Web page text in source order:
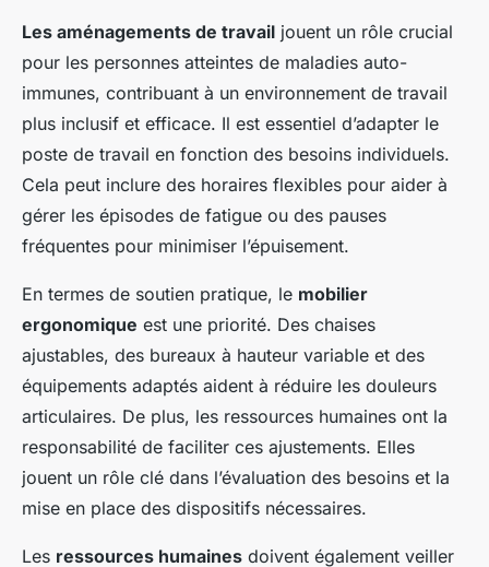
Les aménagements de travail jouent un rôle crucial
pour les personnes atteintes de maladies auto-
immunes, contribuant à un environnement de travail
plus inclusif et efficace. Il est essentiel d’adapter le
poste de travail en fonction des besoins individuels.
Cela peut inclure des horaires flexibles pour aider à
gérer les épisodes de fatigue ou des pauses
fréquentes pour minimiser l’épuisement.
En termes de soutien pratique, le mobilier
ergonomique est une priorité. Des chaises
ajustables, des bureaux à hauteur variable et des
équipements adaptés aident à réduire les douleurs
articulaires. De plus, les ressources humaines ont la
responsabilité de faciliter ces ajustements. Elles
jouent un rôle clé dans l’évaluation des besoins et la
mise en place des dispositifs nécessaires.
Les ressources humaines doivent également veiller